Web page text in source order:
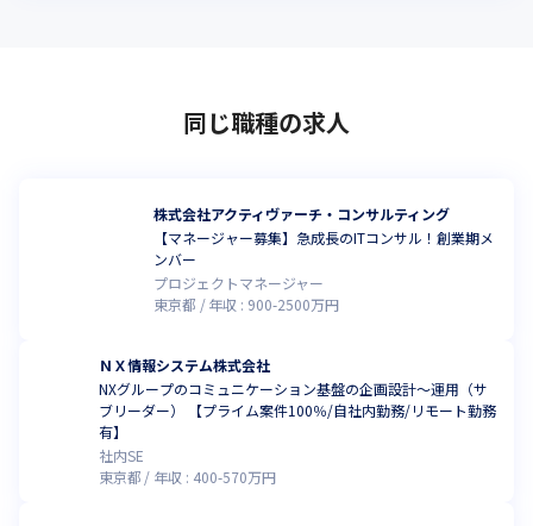
同じ職種の求人
株式会社アクティヴァーチ・コンサルティング
【マネージャー募集】急成長のITコンサル！創業期メ
ンバー
プロジェクトマネージャー
東京都
年収 : 900-2500万円
ＮＸ情報システム株式会社
NXグループのコミュニケーション基盤の企画設計～運用（サ
ブリーダー） 【プライム案件100％/自社内勤務/リモート勤務
有】
社内SE
東京都
年収 : 400-570万円